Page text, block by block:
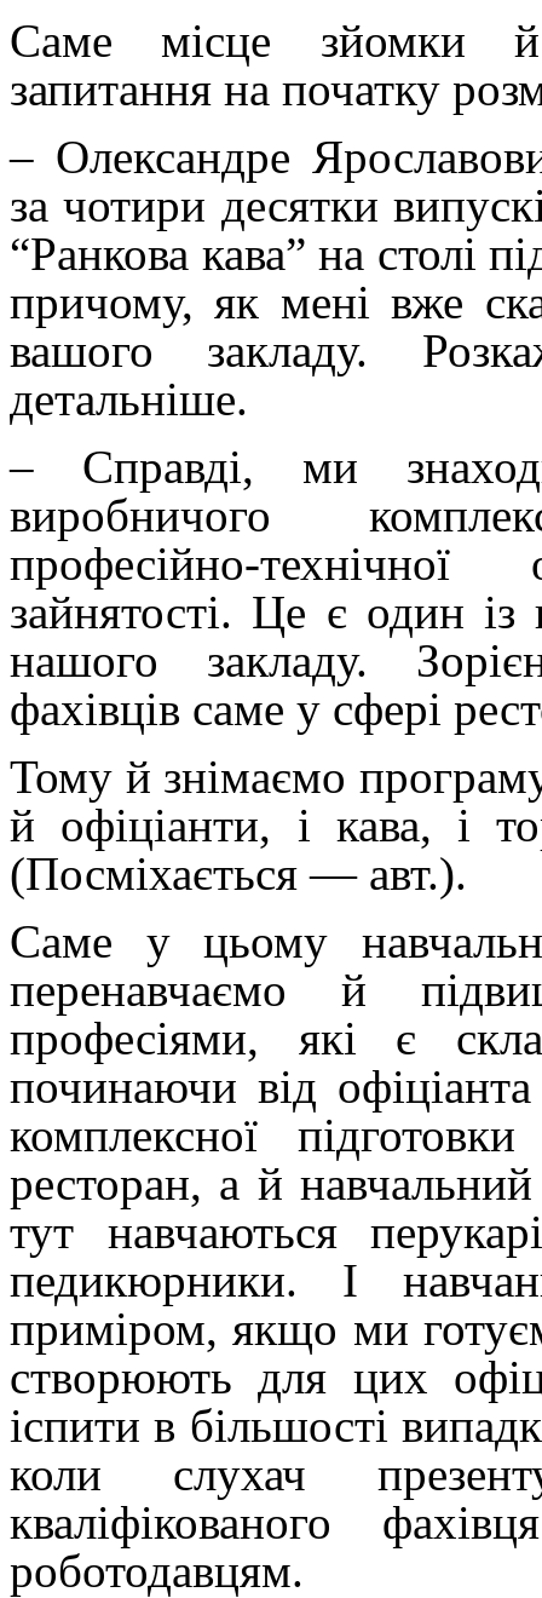
Саме місце зйомки
запитання на початку
– Олександре
за чотири десятки
“Ранкова кава” на столі
причому, як мені вже
вашого закладу.
детальніше.
– Справді, ми
виробничого
професійно-
зайнятості. Це є один із
нашого закладу.
фахівців саме у сфері
Тому й знімаємо
й офіціанти, і кава, і
(Посміхається — авт.).
Саме у цьому
перенавчаємо й
професіями, які є
починаючи від
комплексної
ресторан, а й
тут навчаються
педикюрники. І
приміром, якщо ми
створюють для цих
іспити в більшості
коли слухач
кваліфікованого
роботодавцям.